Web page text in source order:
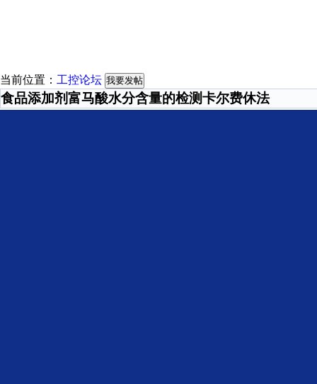
当前位置： 工控论坛 我要发帖
食品添加剂富马酸水分含量的检测卡尔费休法